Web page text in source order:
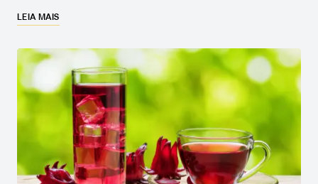
LEIA MAIS